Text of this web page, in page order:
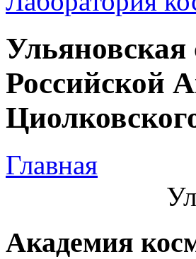
Ульяновская
Российской
Главная
Академия